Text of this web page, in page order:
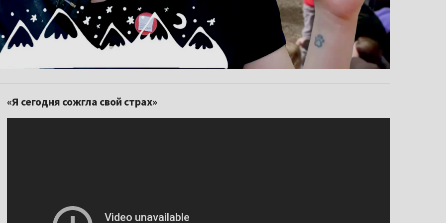
«Я сегодня сожгла свой страх»